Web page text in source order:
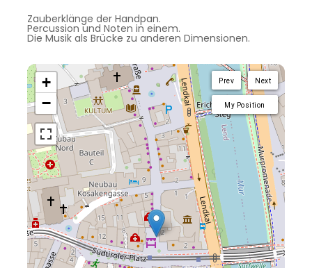
Zauberklänge der Handpan.
Percussion und Noten in einem.
Die Musik als Brücke zu anderen Dimensionen.
Next
Prev
My Position
+
−